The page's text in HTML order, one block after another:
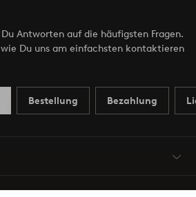
Antworten auf die häufigsten Fragen.
Du uns am einfachsten kontaktieren
Bestellung Bezahlung